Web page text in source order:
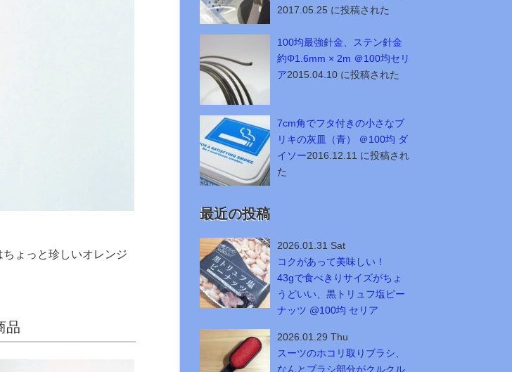
ょっと珍しいオレンジ
品
2017.05.25 に投稿された
100均最強針金、ステン針金
約Φ1.6mm × 2m ＠100均セリ
ア2015.04.10 に投稿された
7cm角でフタ付きの小さなブ
リキの灰皿（青） ＠100均 ダ
イソー2016.12.11 に投稿され
た
最近の投稿
2026.01.31 Sat
コクがあって美味しい！
43gで食べきりサイズがちょ
うどいい、黒トリュフ塩ピー
ナッツ @100均 セリア
2026.01.29 Thu
スーツのホコリ取りブラシ、
なんとブラシ部分がクルクル